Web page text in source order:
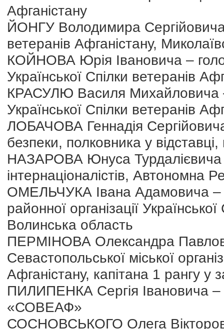
Афганістану
ЙОНГУ Володимира
ветеранів Афганістану,
КОЙНОВА Юрія Івановича –
Української Спілки ветеранів
КРАСУЛЮ Василя Михайловича –
Української Спілки ветеранів
ЛОБАЧОВА Геннадія
безпеки, полковника у
НАЗАРОВА Юнуса Турдалієвича –
інтернаціоналістів, Автономна
ОМЕЛЬЧУКА Івана Адамовича –
районної організації
Волинська область
ПЕРМІНОВА Олександра
Севастопольської міської
Афганістану, капітана 1 рангу у
ПИЛИПЕНКА Сергія Івановича –
«СОВЕАФ»
СОСНОВСЬКОГО Олега